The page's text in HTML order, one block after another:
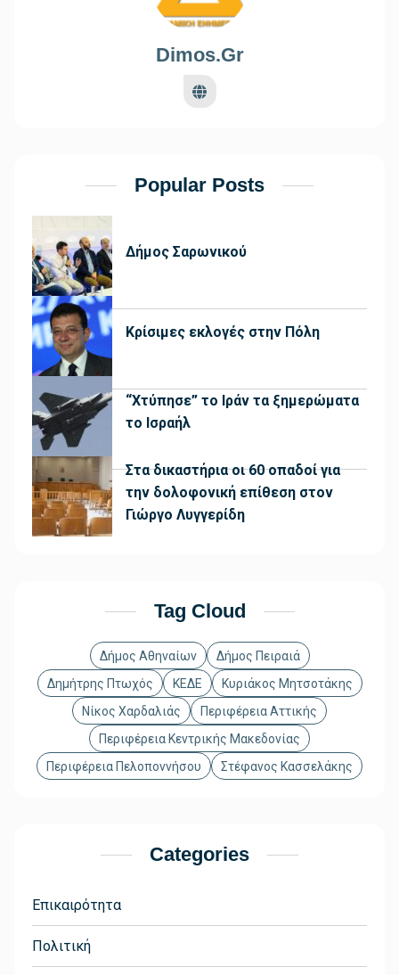
Dimos.gr
Popular Posts
Δήμος Σαρωνικού
Κρίσιμες εκλογές στην Πόλη
“Χτύπησε” το Ιράν τα ξημερώματα
το Ισραήλ
Στα δικαστήρια οι 60 οπαδοί για
την δολοφονική επίθεση στον
Γιώργο Λυγγερίδη
Tag Cloud
Δήμος Αθηναίων
Δήμος Πειραιά
Δημήτρης Πτωχός
ΚΕΔΕ
Κυριάκος Μητσοτάκης
Νίκος Χαρδαλιάς
Περιφέρεια Αττικής
Περιφέρεια Κεντρικής Μακεδονίας
Περιφέρεια Πελοποννήσου
Στέφανος Κασσελάκης
Categories
Επικαιρότητα
Πολιτική